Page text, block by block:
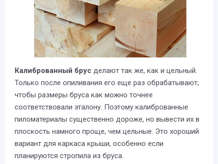
Калиброванный брус делают так же, как и цельный.
Только после опиливания его еще раз обрабатывают,
чтобы размеры бруса как можно точнее
соответствовали эталону. Поэтому калиброванные
пиломатериалы существенно дороже, но вывести их в
плоскость намного проще, чем цельные. Это хороший
вариант для каркаса крыши, особенно если
планируются стропила из бруса.